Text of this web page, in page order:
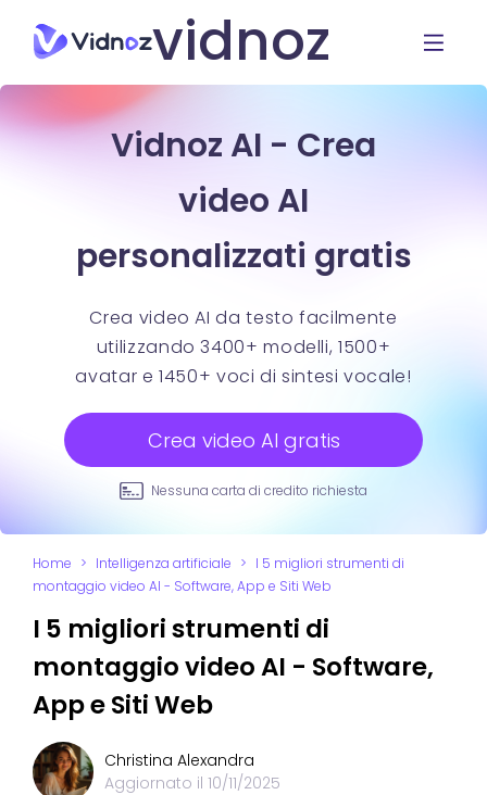
vidnoz
Vidnoz AI - Crea
video AI
personalizzati gratis
Crea video AI da testo facilmente
utilizzando 3400+ modelli, 1500+
avatar e 1450+ voci di sintesi vocale!
Crea video AI gratis
Nessuna carta di credito richiesta
Home > Intelligenza artificiale > I 5 migliori strumenti di
montaggio video AI - Software, App e Siti Web
I 5 migliori strumenti di
montaggio video AI - Software,
App e Siti Web
Christina Alexandra
Aggiornato il 10/11/2025